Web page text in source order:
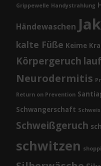
Grippewelle Handystrahlung
Händewaschen
kalte Füße Keime
Körpergeruch
Neurodermitis
Return on Prevention
Schwangerschaft
Schweißgeruch
schwitzen